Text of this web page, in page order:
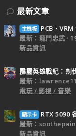
最新文章
主機板
PCB、
最新：龍門忠武
新品資訊
霹靂英雄戰紀：刜
最新：lawrence11
電玩 / 影視 / 音樂
顯示卡
RTX 5090
最新：soothepain
新品資訊